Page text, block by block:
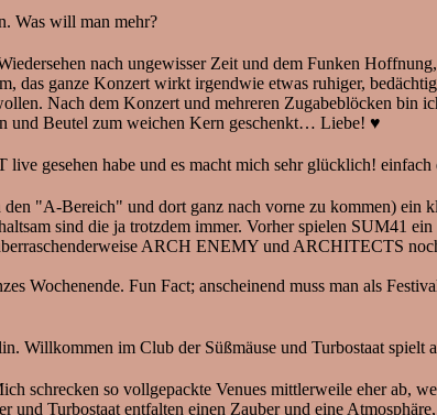
Was will man mehr?
nach ungewisser Zeit und dem Funken
ganze Konzert wirkt irgendwie etwas ruhiger,
Nach dem Konzert und mehreren Zugabeblöcken bin
und Beutel zum weichen Kern geschenkt… Liebe! ♥️
gesehen habe und es macht mich sehr glücklich! einfach
"A-Bereich" und dort ganz nach vorne zu kommen) ein
sind die ja trotzdem immer. Vorher spielen SUM41
ARCH ENEMY und ARCHITECTS
Wochenende. Fun Fact; anscheinend muss man als
Willkommen im Club der Süßmäuse und Turbostaat spielt
so vollgepackte Venues mittlerweile eher ab,
und Turbostaat entfalten einen Zauber und eine